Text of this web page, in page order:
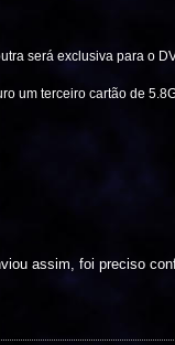
será exclusiva para o
um terceiro cartão de
assim, foi preciso